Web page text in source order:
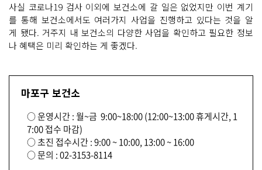
사실 코로나19 검사 이외에 보건소에 갈 일은 없었지만 이번 계기
를 통해 보건소에서도 여러가지 사업을 진행하고 있다는 것을 알
게 됐다. 거주지 내 보건소의 다양한 사업을 확인하고 필요한 정보
나 혜택은 미리 확인하는 게 좋겠다.
마포구 보건소
○ 운영시간 : 월~금 9:00~18:00 (12:00~13:00 휴게시간, 1
7:00 접수 마감)
○ 초진 접수시간 : 9:00 ~ 10:00, 13:00 ~ 16:00
○ 문의 : 02-3153-8114